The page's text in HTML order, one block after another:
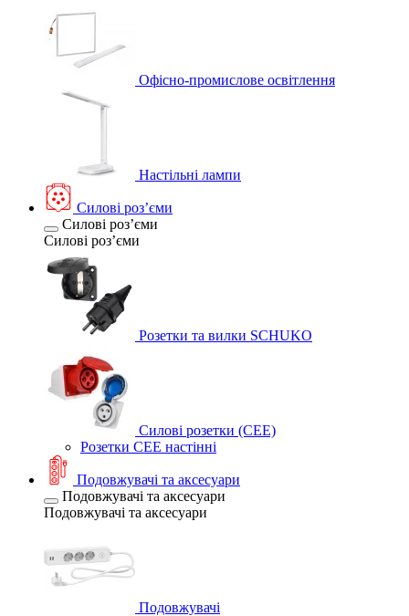
Офісно-промислове освітлення
Настільні лампи
Силові розʼєми
Силові розʼєми
Силові розʼєми
Розетки та вилки SCHUKO
Силові розетки (CEE)
Розетки CEE настінні
Подовжувачі та аксесуари
Подовжувачі та аксесуари
Подовжувачі та аксесуари
Подовжувачі